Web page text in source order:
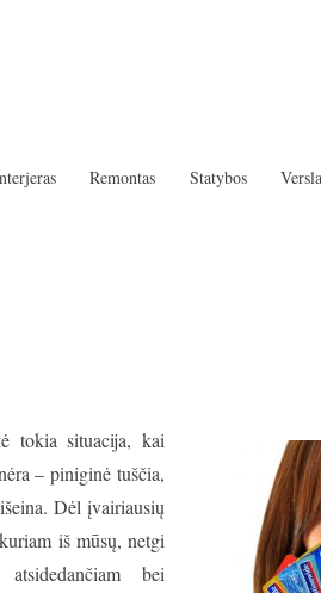
Remontas Statybos
tokia situacija, kai
– piniginė tuščia,
Dėl įvairiausių
iš mūsų, netgi
bei